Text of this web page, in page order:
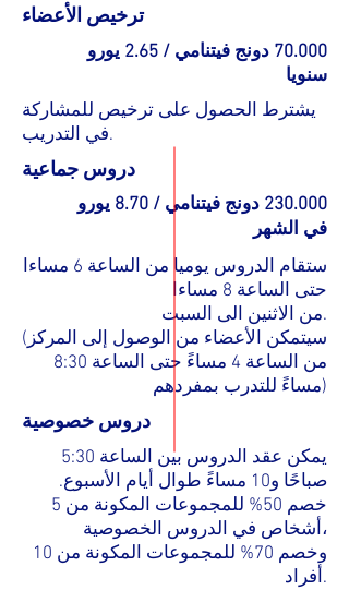
ترخيص الأعضاء
70.000 دونج فيتنامي / 2.65 يورو
سنويا
يشترط الحصول على ترخيص للمشاركة
في التدريب.
دروس جماعية
230.000 دونج فيتنامي / 8.70 يورو
في الشهر
ستقام الدروس يوميا من الساعة 6 مساءا
حتى الساعة 8 مساءا
من الاثنين الى السبت.
(سيتمكن الأعضاء من الوصول إلى المركز
من الساعة 4 مساءً حتى الساعة 8:30
مساءً للتدرب بمفردهم)
دروس خصوصية
يمكن عقد الدروس بين الساعة 5:30
صباحًا و10 مساءً طوال أيام الأسبوع.
خصم 50% للمجموعات المكونة من 5
أشخاص في الدروس الخصوصية،
وخصم 70% للمجموعات المكونة من 10
أفراد.